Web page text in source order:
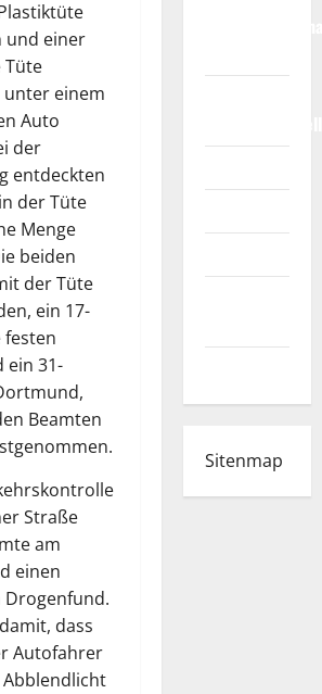
und einer
Tüte
einem
Auto
der
entdeckten
der Tüte
Menge
beiden
der Tüte
ein 17-
festen
ein 31-
Beamten
Straße
am
einen
dass
Autofahrer
Sitenmap